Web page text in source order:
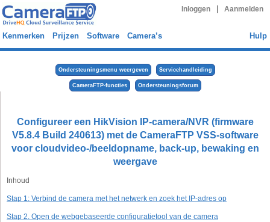
Inloggen Aanmelden
Kenmerken Prijzen Software Camera’s Hulp
Ondersteuningsmenu weergeven Servicehandleiding
CameraFTP-functies Ondersteuningsforum
Configureer een HikVision IP-camera/NVR (firmware
V5.8.4 Build 240613) met de CameraFTP VSS-software
voor cloudvideo-/beeldopname, back-up, bewaking en
weergave
Inhoud
Stap 1: Verbind de camera met het netwerk en zoek het IP-adres op
Stap 2. Open de webgebaseerde configuratietool van de camera